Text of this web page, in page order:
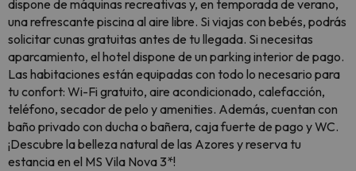
dispone de máquinas recreativas y, en temporada de verano,
una refrescante piscina al aire libre. Si viajas con bebés, podrás
solicitar cunas gratuitas antes de tu llegada. Si necesitas
aparcamiento, el hotel dispone de un parking interior de pago.
Las habitaciones están equipadas con todo lo necesario para
tu confort: Wi-Fi gratuito, aire acondicionado, calefacción,
teléfono, secador de pelo y amenities. Además, cuentan con
baño privado con ducha o bañera, caja fuerte de pago y WC.
¡Descubre la belleza natural de las Azores y reserva tu
estancia en el MS Vila Nova 3*!